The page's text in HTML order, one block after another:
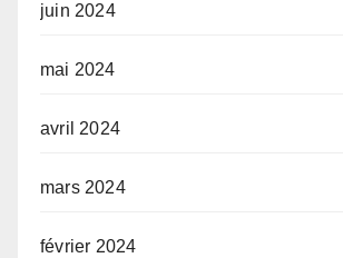
juin 2024
mai 2024
avril 2024
mars 2024
février 2024